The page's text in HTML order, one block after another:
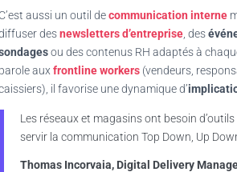
aussi un outil decommunication interne
desnewsletters d’entreprise , des
ou des contenus RH adaptés à
aux frontline workers (vendeurs,
il favorise une dynamique d’
Les réseaux et magasins ont besoin
servir la communication Top Down, Up
Thomas Incorvaia, Digital Delivery